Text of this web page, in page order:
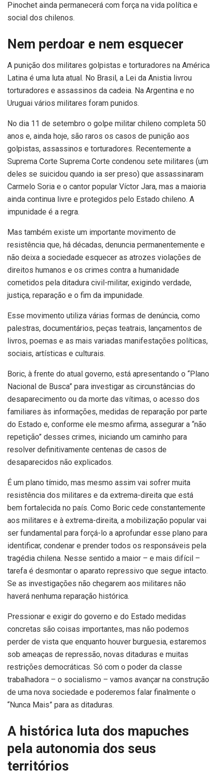
Pinochet ainda permanecerá com força na vida política e
social dos chilenos.
Nem perdoar e nem esquecer
A punição dos militares golpistas e torturadores na América
Latina é uma luta atual. No Brasil, a Lei da Anistia livrou
torturadores e assassinos da cadeia. Na Argentina e no
Uruguai vários militares foram punidos.
No dia 11 de setembro o golpe militar chileno completa 50
anos e, ainda hoje, são raros os casos de punição aos
golpistas, assassinos e torturadores. Recentemente a
Suprema Corte Suprema Corte condenou sete militares (um
deles se suicidou quando ia ser preso) que assassinaram
Carmelo Soria e o cantor popular Víctor Jara, mas a maioria
ainda continua livre e protegidos pelo Estado chileno. A
impunidade é a regra.
Mas também existe um importante movimento de
resistência que, há décadas, denuncia permanentemente e
não deixa a sociedade esquecer as atrozes violações de
direitos humanos e os crimes contra a humanidade
cometidos pela ditadura civil-militar, exigindo verdade,
justiça, reparação e o fim da impunidade.
Esse movimento utiliza várias formas de denúncia, como
palestras, documentários, peças teatrais, lançamentos de
livros, poemas e as mais variadas manifestações políticas,
sociais, artísticas e culturais.
Boric, à frente do atual governo, está apresentando o “Plano
Nacional de Busca” para investigar as circunstâncias do
desaparecimento ou da morte das vítimas, o acesso dos
familiares às informações, medidas de reparação por parte
do Estado e, conforme ele mesmo afirma, assegurar a “não
repetição” desses crimes, iniciando um caminho para
resolver definitivamente centenas de casos de
desaparecidos não explicados.
É um plano tímido, mas mesmo assim vai sofrer muita
resistência dos militares e da extrema-direita que está
bem fortalecida no país. Como Boric cede constantemente
aos militares e à extrema-direita, a mobilização popular vai
ser fundamental para forçá-lo a aprofundar esse plano para
identificar, condenar e prender todos os responsáveis pela
tragédia chilena. Nesse sentido a maior – e mais difícil –
tarefa é desmontar o aparato repressivo que segue intacto.
Se as investigações não chegarem aos militares não
haverá nenhuma reparação histórica.
Pressionar e exigir do governo e do Estado medidas
concretas são coisas importantes, mas não podemos
perder de vista que enquanto houver burguesia, estaremos
sob ameaças de repressão, novas ditaduras e muitas
restrições democráticas. Só com o poder da classe
trabalhadora – o socialismo – vamos avançar na construção
de uma nova sociedade e poderemos falar finalmente o
“Nunca Mais” para as ditaduras.
A histórica luta dos mapuches
pela autonomia dos seus
territórios